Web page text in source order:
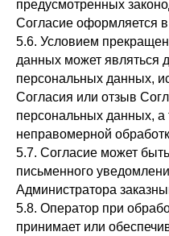
предусмотренных
Согласие оформляется
5.6. Условием
данных может являться
персональных данных,
Согласия или отзыв
персональных данных,
неправомерной
5.7. Согласие может
письменного
Администратора
5.8. Оператор при
принимает или